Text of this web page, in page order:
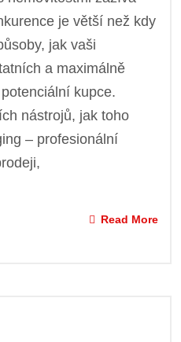
je větší než kdy
jak vaši
a maximálně
kupce.
nástrojů, jak toho
– profesionální
Read More